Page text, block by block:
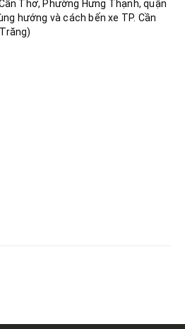
Thơ, Phường Hưng Thạnh, quận
hướng và cách bến xe TP. Cần